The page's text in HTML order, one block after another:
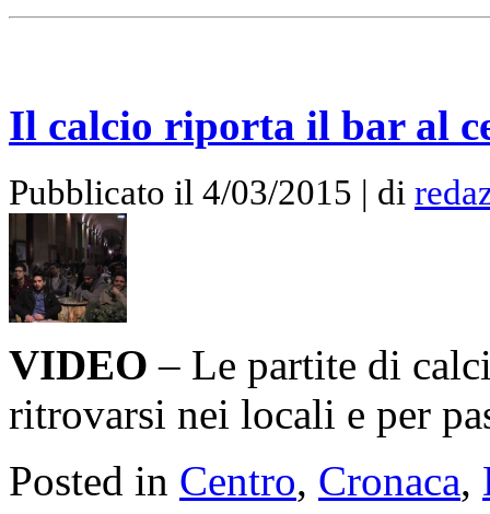
Il calcio riporta il bar al
Pubblicato il 4/03/2015 | di
VIDEO – Le partite di
ritrovarsi nei locali e per
Posted in Centro, Cronaca,